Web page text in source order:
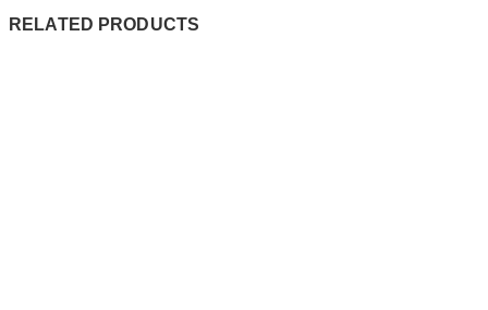
RELATED PRODUCTS